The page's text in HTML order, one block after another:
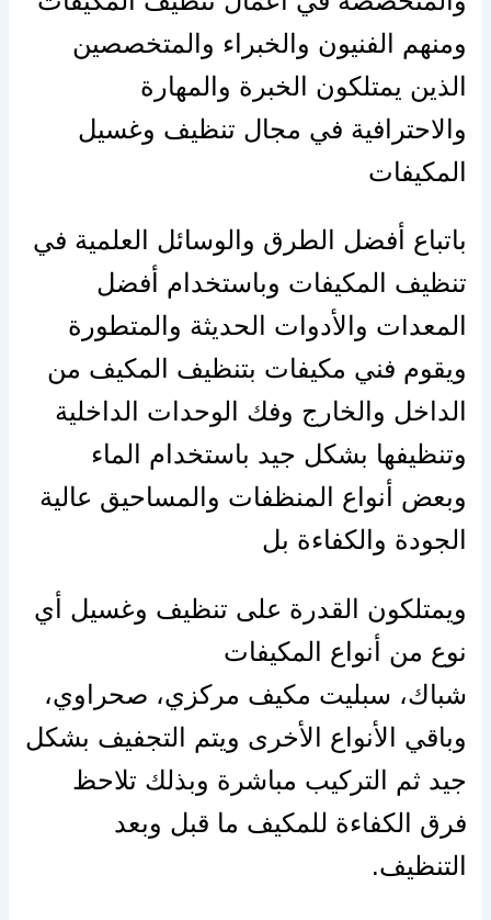
ومنهم الفنيون والخبراء والمتخصصين
الذين يمتلكون الخبرة والمهارة
والاحترافية في مجال تنظيف وغسيل
المكيفات
باتباع أفضل الطرق والوسائل العلمية في
تنظيف المكيفات وباستخدام أفضل
المعدات والأدوات الحديثة والمتطورة
ويقوم فني مكيفات بتنظيف المكيف من
الداخل والخارج وفك الوحدات الداخلية
وتنظيفها بشكل جيد باستخدام الماء
وبعض أنواع المنظفات والمساحيق عالية
الجودة والكفاءة بل
ويمتلكون القدرة على تنظيف وغسيل أي
نوع من أنواع المكيفات
شباك، سبليت مكيف مركزي، صحراوي،
وباقي الأنواع الأخرى ويتم التجفيف بشكل
جيد ثم التركيب مباشرة وبذلك تلاحظ
فرق الكفاءة للمكيف ما قبل وبعد
التنظيف.